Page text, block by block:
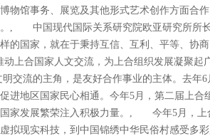
物馆事务、展览及其他形式艺术创作方面合
, 中国现代国际关系研究院欧亚研究所所长
的国家，就在于秉持互信、互利、平等、协
动上合国家人文交流，为上合组织发展凝聚
流的主角，是友好合作事业的主体。去年6
进地区国家民心相通。今年5月，第二届上
家发展繁荣注入积极力量。, 今年5月，上
拟现实科技，到中国锦绣中华民俗村感受多